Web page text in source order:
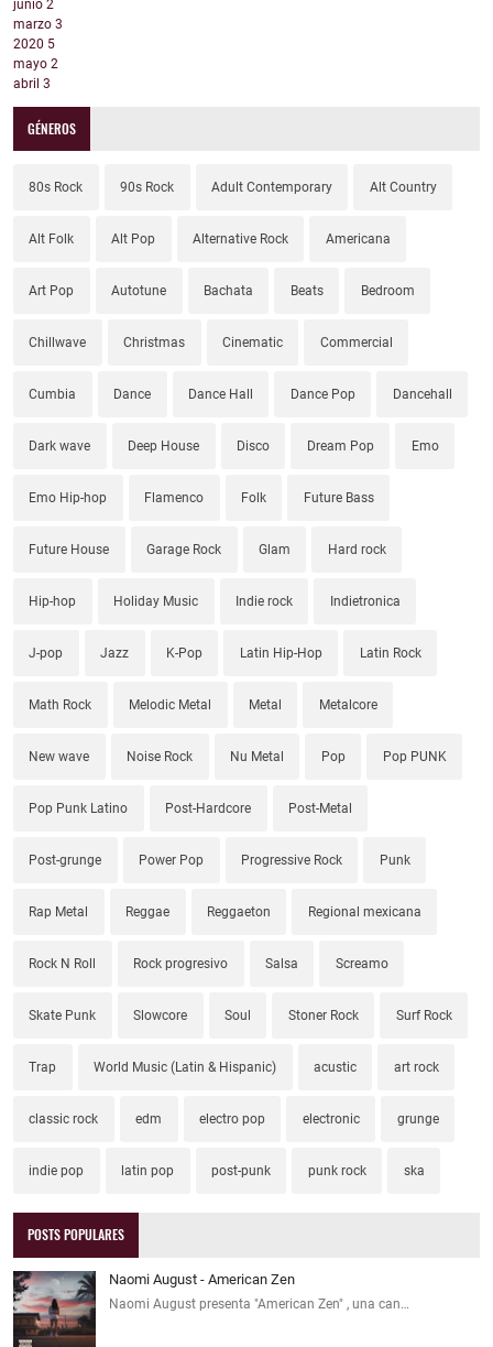
junio 2
marzo 3
2020 5
mayo 2
abril 3
GÉNEROS
80s Rock 90s Rock Adult Contemporary Alt Country
Alt Folk Alt Pop Alternative Rock Americana
Art Pop Autotune Bachata Beats Bedroom
Chillwave Christmas Cinematic Commercial
Cumbia Dance Dance Hall Dance Pop Dancehall
Dark wave Deep House Disco Dream Pop Emo
Emo Hip-hop Flamenco Folk Future Bass
Future House Garage Rock Glam Hard rock
Hip-hop Holiday Music Indie rock Indietronica
J-pop Jazz K-Pop Latin Hip-Hop Latin Rock
Math Rock Melodic Metal Metal Metalcore
New wave Noise Rock Nu Metal Pop Pop PUNK
Pop Punk Latino Post-Hardcore Post-Metal
Post-grunge Power Pop Progressive Rock Punk
Rap Metal Reggae Reggaeton Regional mexicana
Rock N Roll Rock progresivo Salsa Screamo
Skate Punk Slowcore Soul Stoner Rock Surf Rock
Trap World Music (Latin & Hispanic) acustic art rock
classic rock edm electro pop electronic grunge
indie pop latin pop post-punk punk rock ska
POSTS POPULARES
Naomi August - American Zen
Naomi August presenta "American Zen" , una can…